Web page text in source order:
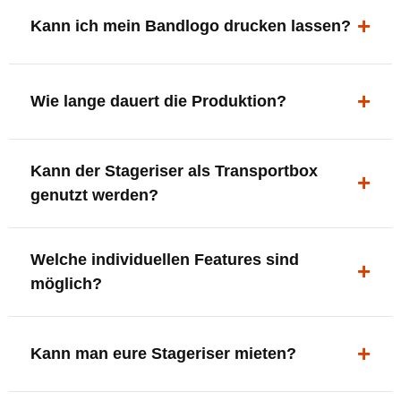
ergonomisch, sicher und gut sichtbar.
Kann ich mein Bandlogo drucken lassen?
deine Bühne, deine Marke.
Wie lange dauert die Produktion?
innerhalb Deutschlands kostenfrei.
Kann der Stageriser als Transportbox
genutzt werden?
oder Zubehör nutzen.
Welche individuellen Features sind
möglich?
XLR-Brücke / Schnittstelle
Setlist-Clip
Kann man eure Stageriser mieten?